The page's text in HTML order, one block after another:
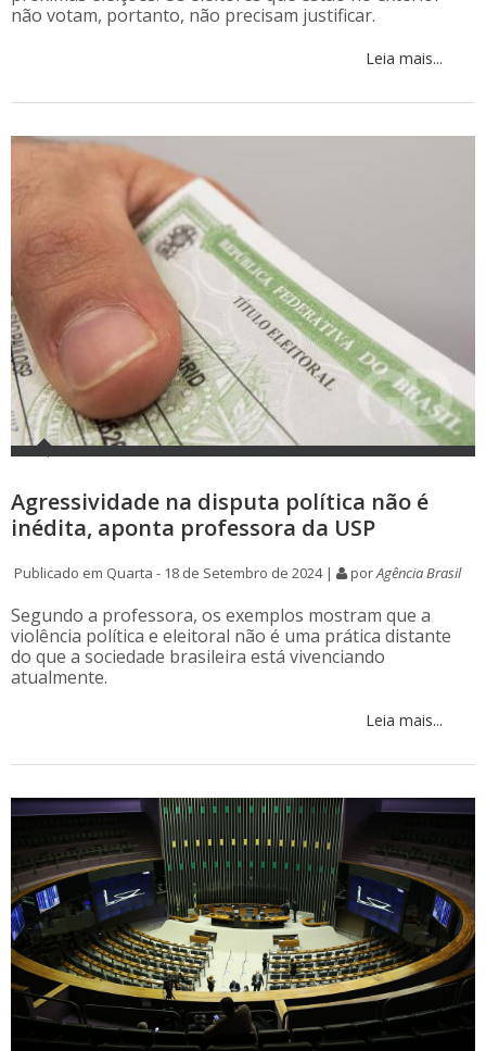
não votam, portanto, não precisam justificar.
Leia mais...
Agressividade na disputa política não é
inédita, aponta professora da USP
Publicado em Quarta - 18 de Setembro de 2024 | porAgência Brasil
Segundo a professora, os exemplos mostram que a
violência política e eleitoral não é uma prática distante
do que a sociedade brasileira está vivenciando
atualmente.
Leia mais...